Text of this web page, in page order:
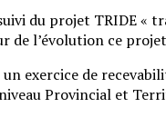
du projet TRIDE «
de l’évolution ce
exercice de
Provincial et